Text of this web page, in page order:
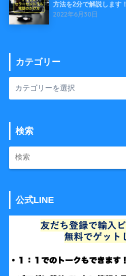
方法を2分で解説します！
2022年6月30日
カテゴリー
検索
公式LINE